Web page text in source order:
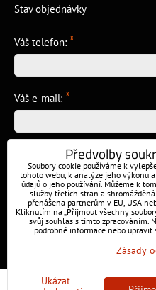
Stav objednávky
Váš telefon: *
Váš e-mail: *
Předvolby soukromí Zásady
Předvolby
Soubory cookie používáme k
tohoto webu, k analýze jeho výkonu
údajů o jeho používání. Můžeme k
služby třetích stran a
přenášena partnerům v EU, USA
Kliknutím na „Přijmout všechny
svůj souhlas s tímto zpracováním.
podrobné informace nebo upravit
Zásady
Ukázat